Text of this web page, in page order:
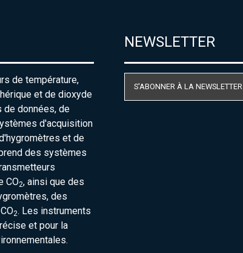
de température,
et de dioxyde
de données, de
d'acquisition
et de
des systèmes
CO2, ainsi que des
des
2. Les instruments
et pour la
NEWSLETTER
S'ABONNER À LA NEWSLETTER